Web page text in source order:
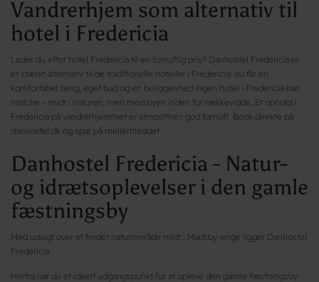
Vandrerhjem som alternativ til
hotel i Fredericia
Leder du efter hotel Fredericia til en fornuftig pris? Danhostel Fredericia er
et stærkt alternativ til de traditionelle hoteller i Fredericia: du får en
komfortabel seng, eget bad og en beliggenhed ingen hotel i Fredericia kan
matche – midt i naturen, men med byen inden for rækkevidde. Et ophold i
Fredericia på vandrerhjemmet er simpelthen god fornuft. Book direkte på
danhostel.dk og spar på mellemleddet.
Danhostel Fredericia - Natur-
og idrætsoplevelser i den gamle
fæstningsby
Med udsigt over et fredet naturområde midt i Madsby-enge ligger Danhostel
Fredericia.
Herfra har du et ideelt udgangspunkt for at opleve den gamle fæstningsby